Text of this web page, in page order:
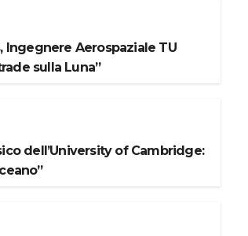
Ingegnere Aerospaziale TU
sulla Luna”
dell’University of Cambridge: